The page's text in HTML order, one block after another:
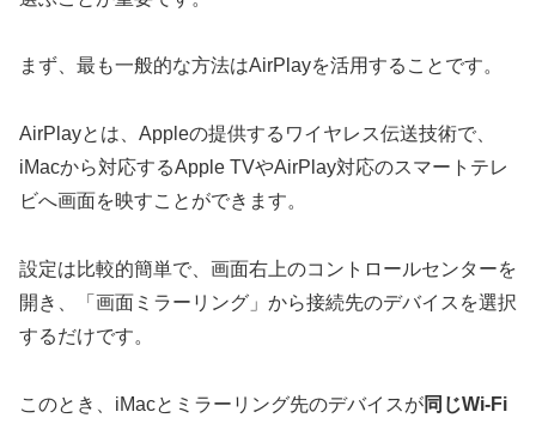
まず、最も一般的な方法はAirPlayを活用することです。
AirPlayとは、Appleの提供するワイヤレス伝送技術で、
iMacから対応するApple TVやAirPlay対応のスマートテレ
ビへ画面を映すことができます。
設定は比較的簡単で、画面右上のコントロールセンターを
開き、「画面ミラーリング」から接続先のデバイスを選択
するだけです。
このとき、iMacとミラーリング先のデバイスが同じWi-Fi